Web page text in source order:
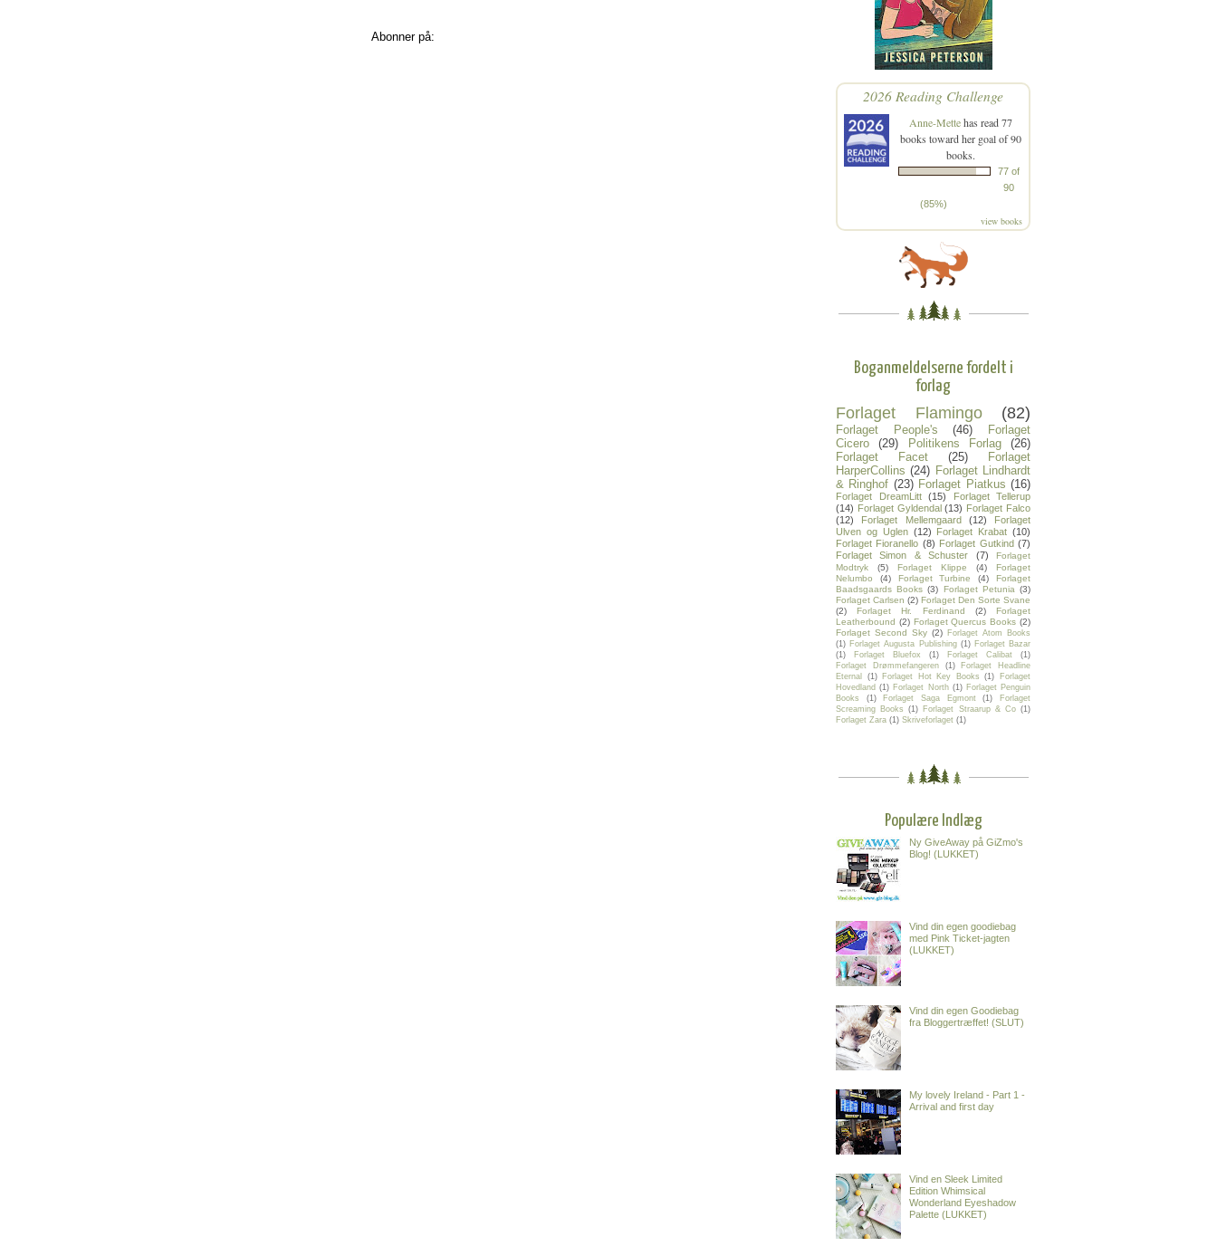
Abonner på:
2026 Reading Challenge
Anne-Mettehas read 77
books toward her goal of 90
books.
77 of
90
(85%)
view books
Boganmeldelserne fordelt i
forlag
Forlaget Flamingo (82)
Forlaget People's (46)
Forlaget
Cicero
(29) Politikens Forlag
(26)
Forlaget Facet
(25)
Forlaget
HarperCollins (24) Forlaget Lindhardt
& Ringhof (23) Forlaget Piatkus (16)
Forlaget DreamLitt (15)
Forlaget Tellerup
(14) Forlaget Gyldendal (13) Forlaget Falco
(12)
Forlaget Mellemgaard (12)
Forlaget
Ulven og Uglen (12) Forlaget Krabat (10)
Forlaget Fioranello (8) Forlaget Gutkind (7)
Forlaget Simon & Schuster
(7)
Forlaget
Modtryk
(5) Forlaget Klippe (4)
Forlaget
Nelumbo
(4) Forlaget Turbine (4)
Forlaget
Baadsgaards Books (3) Forlaget Petunia (3)
Forlaget Carlsen (2) Forlaget Den Sorte Svane
(2)
Forlaget Hr. Ferdinand (2)
Forlaget
Leatherbound (2) Forlaget Quercus Books (2)
Forlaget Second Sky (2) Forlaget Atom Books
(1) Forlaget Augusta Publishing (1) Forlaget Bazar
(1)
Forlaget Bluefox (1) Forlaget Calibat
(1)
Forlaget Drømmefangeren
(1)
Forlaget Headline
Eternal
(1) Forlaget Hot Key Books (1)
Forlaget
Hovedland (1) Forlaget North (1) Forlaget Penguin
Books
(1) Forlaget Saga Egmont (1)
Forlaget
Screaming Books
(1) Forlaget Straarup & Co (1)
Forlaget Zara (1) Skriveforlaget (1)
Populære Indlæg
Ny GiveAway på GiZmo's
Blog! (LUKKET)
Vind din egen goodiebag
med Pink Ticket-jagten
(LUKKET)
Vind din egen Goodiebag
fra Bloggertræffet! (SLUT)
My lovely Ireland - Part 1 -
Arrival and first day
Vind en Sleek Limited
Edition Whimsical
Wonderland Eyeshadow
Palette (LUKKET)